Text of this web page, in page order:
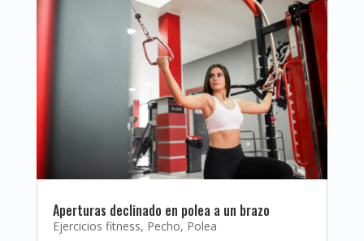
Aperturas declinado en polea a un brazo
Ejercicios fitness, Pecho, Polea